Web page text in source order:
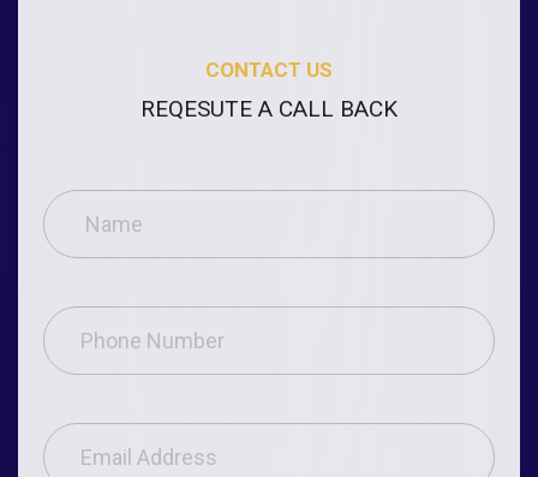
CONTACT US
REQESUTE A CALL BACK